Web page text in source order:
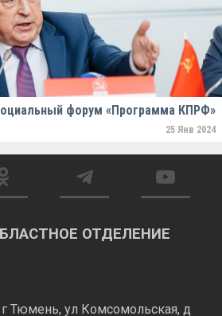
форум «Программа КПРФ»
25 Янв 2024
ОТДЕЛЕНИЕ
Тюмень, ул Комсомольская, д